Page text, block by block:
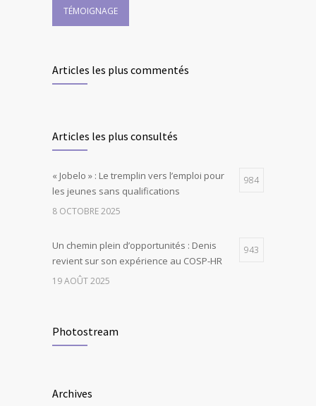
TÉMOIGNAGE
Articles les plus commentés
Articles les plus consultés
« Jobelo » : Le tremplin vers l’emploi pour
les jeunes sans qualifications
984
8 OCTOBRE 2025
Un chemin plein d’opportunités : Denis
revient sur son expérience au COSP-HR
943
19 AOÛT 2025
Photostream
Archives